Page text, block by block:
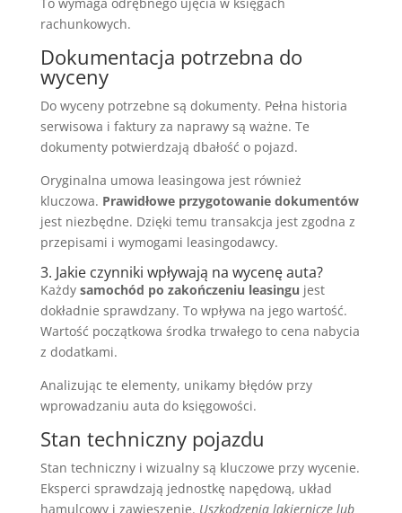
To wymaga odrębnego ujęcia w księgach
rachunkowych.
Dokumentacja potrzebna do
wyceny
Do wyceny potrzebne są dokumenty. Pełna historia
serwisowa i faktury za naprawy są ważne. Te
dokumenty potwierdzają dbałość o pojazd.
Oryginalna umowa leasingowa jest również
kluczowa. Prawidłowe przygotowanie dokumentów
jest niezbędne. Dzięki temu transakcja jest zgodna z
przepisami i wymogami leasingodawcy.
3. Jakie czynniki wpływają na wycenę auta?
Każdy samochód po zakończeniu leasingu jest
dokładnie sprawdzany. To wpływa na jego wartość.
Wartość początkowa środka trwałego to cena nabycia
z dodatkami.
Analizując te elementy, unikamy błędów przy
wprowadzaniu auta do księgowości.
Stan techniczny pojazdu
Stan techniczny i wizualny są kluczowe przy wycenie.
Eksperci sprawdzają jednostkę napędową, układ
hamulcowy i zawieszenie. Uszkodzenia lakiernicze lub